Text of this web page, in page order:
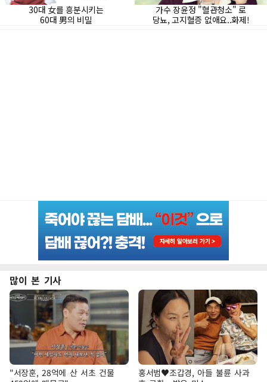
많이 본 기사
"서장훈, 28억에 산 서초 건물
홍서범♥조갑경, 아들 불륜 사과